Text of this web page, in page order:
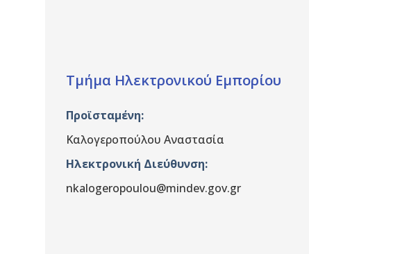
Τμήμα Ηλεκτρονικού Εμπορίου
Προϊσταμένη:
Καλογεροπούλου Αναστασία
Ηλεκτρονική Διεύθυνση:
nkalogeropoulou@mindev.gov.gr